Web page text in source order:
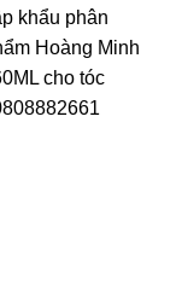
khẩu phân
Hoàng Minh
cho tóc